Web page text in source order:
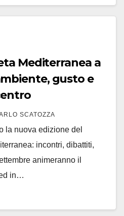
Mediterranea a
gusto e
SCATOZZA
la nuova edizione del
incontri, dibattiti,
animeranno il
in…